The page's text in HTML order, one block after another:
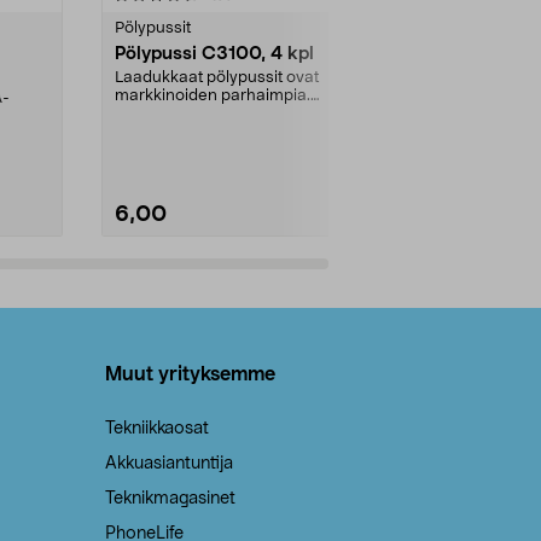
Pölypussit
Pölypussi C3100, 4 kpl
Laadukkaat pölypussit ovat
markkinoiden parhaimpia.
6,00
Muut yrityksemme
Tekniikkaosat
Akkuasiantuntija
Teknikmagasinet
PhoneLife